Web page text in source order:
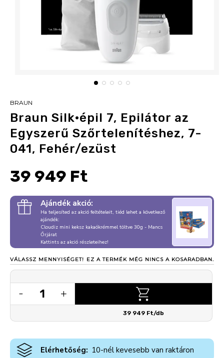
BRAUN
Braun Silk·épil 7, Epilátor az
Egyszerű Szőrtelenítéshez, 7-
041, Fehér/ezüst
39 949 Ft
Ajándék akció:
Ha teljesíted az akció feltételeit, tiéd lehet a következő
ajándék:
Cloudiz mini keksz kakaókrémmel töltve 30g - Mancs
Őrjárat
Kattints az akció részleteihez!
VÁLASSZ MENNYISÉGET! EZ A TERMÉK MÉG NINCS A KOSARADBAN.
- 1 +
39 949 Ft/db
Elérhetőség: 10-nél kevesebb van raktáron